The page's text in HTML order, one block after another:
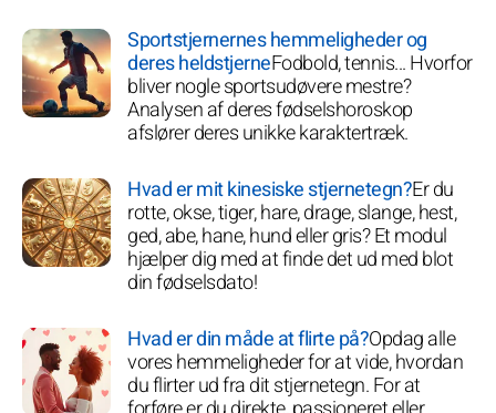
Sportstjernernes hemmeligheder og
deres heldstjerneFodbold, tennis... Hvorfor
bliver nogle sportsudøvere mestre?
Analysen af deres fødselshoroskop
afslører deres unikke karaktertræk.
Hvad er mit kinesiske stjernetegn?Er du
rotte, okse, tiger, hare, drage, slange, hest,
ged, abe, hane, hund eller gris? Et modul
hjælper dig med at finde det ud med blot
din fødselsdato!
Hvad er din måde at flirte på?Opdag alle
vores hemmeligheder for at vide, hvordan
du flirter ud fra dit stjernetegn. For at